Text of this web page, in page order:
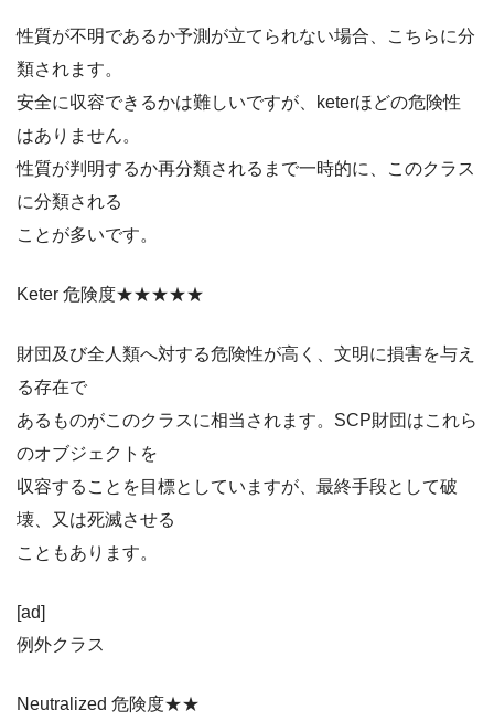
性質が不明であるか予測が立てられない場合、こちらに分
類されます。
安全に収容できるかは難しいですが、keterほどの危険性
はありません。
性質が判明するか再分類されるまで一時的に、このクラス
に分類される
ことが多いです。
Keter 危険度★★★★★
財団及び全人類へ対する危険性が高く、文明に損害を与え
る存在で
あるものがこのクラスに相当されます。SCP財団はこれら
のオブジェクトを
収容することを目標としていますが、最終手段として破
壊、又は死滅させる
こともあります。
[ad]
例外クラス
Neutralized 危険度★★